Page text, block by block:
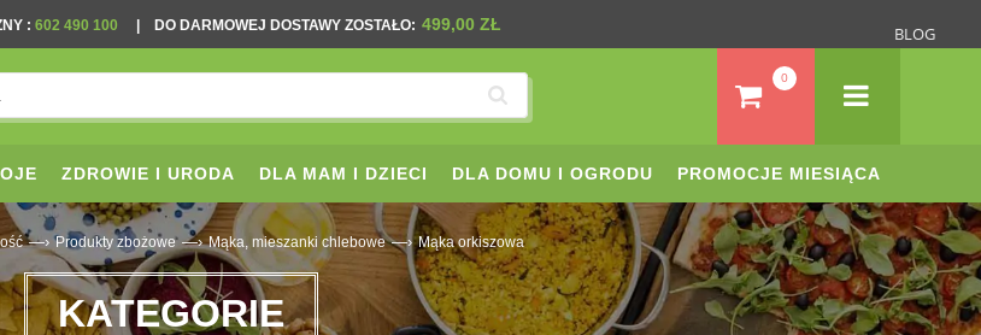
BLOG
: 602 490 100 DO DARMOWEJ DOSTAWY ZOSTAŁO: 499,00 ZŁ
0
ZDROWIE I URODA DLA MAM I DZIECI DLA DOMU I OGRODU PROMOCJE MIESIĄCA
—› Produkty zbożowe —› Mąka, mieszanki chlebowe —› Mąka orkiszowa
KATEGORIE